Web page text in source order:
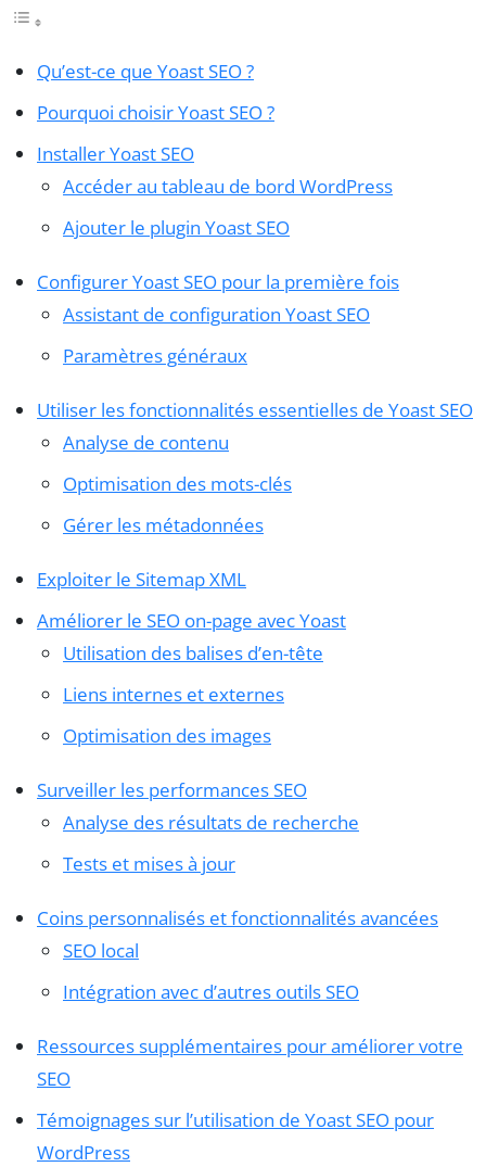
Qu’est-ce que Yoast SEO ?
Pourquoi choisir Yoast SEO ?
Installer Yoast SEO
Accéder au tableau de bord WordPress
Ajouter le plugin Yoast SEO
Configurer Yoast SEO pour la première fois
Assistant de configuration Yoast SEO
Paramètres généraux
Utiliser les fonctionnalités essentielles de Yoast SEO
Analyse de contenu
Optimisation des mots-clés
Gérer les métadonnées
Exploiter le Sitemap XML
Améliorer le SEO on-page avec Yoast
Utilisation des balises d’en-tête
Liens internes et externes
Optimisation des images
Surveiller les performances SEO
Analyse des résultats de recherche
Tests et mises à jour
Coins personnalisés et fonctionnalités avancées
SEO local
Intégration avec d’autres outils SEO
Ressources supplémentaires pour améliorer votre
SEO
Témoignages sur l’utilisation de Yoast SEO pour
WordPress